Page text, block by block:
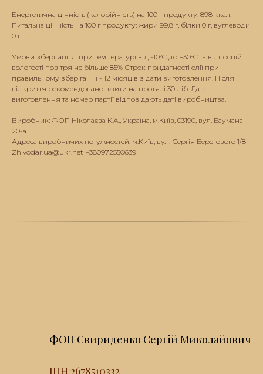
Енергетична цінність (калорійність) на 100 г продукту: 898 ккал.
Питальна цінність на 100 г продукту: жири 99,8 г, білки 0 г, вуглеводи
0 г.
Умови зберігання: при температурі від -10°C до +30°C та відносній
вологості повітря не більше 85% Строк придатності олії при
правильному зберіганні - 12 місяців з дати виготовлення. Після
відкриття рекомендовано вжити на протязі 30 діб. Дата
виготовлення та номер партії відповідають даті виробництва.
Виробник: ФОП Ніколаєва К.А., Україна, м.Київ, 03190, вул. Баумана
20-а.
Адреса виробничих потужностей: м.Київ, вул. Сергія Берегового 1/8
Zhivodar.ua@ukr.net +380972550639
ФОП Свириденко Сергій Миколайович